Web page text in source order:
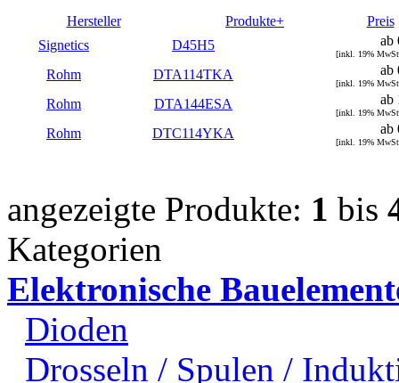
Hersteller Produkte+
Preis
Signetics
D45H5 ab
[inkl. 19%
Rohm DTA114TKA ab
[inkl. 19%
Rohm DTA144ESA ab
[inkl. 19%
Rohm DTC114YKA ab
[inkl. 19%
angezeigte Produkte: 1 bis
Kategorien
Elektronische
Dioden
Drosseln / Spulen /